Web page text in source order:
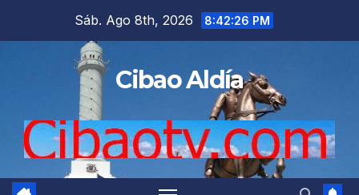
Sáb. Ago 8th, 2026 8:42:28 PM
Cibao Aldía